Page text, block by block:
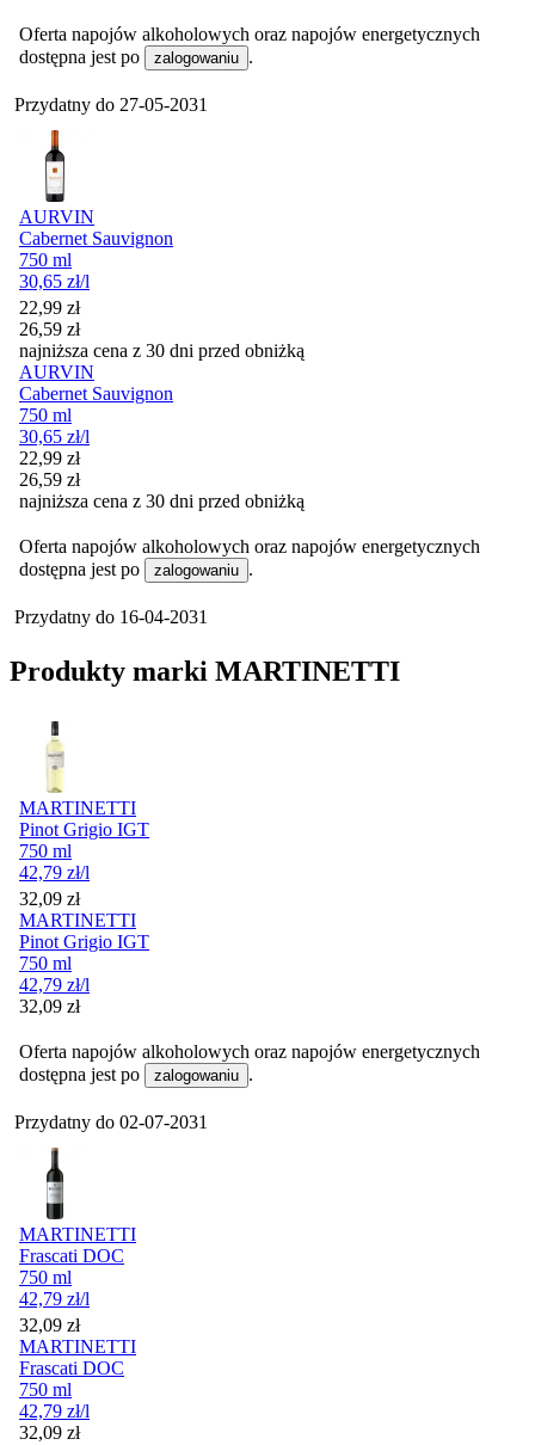
Oferta napojów alkoholowych oraz napojów energetycznych
dostępna jest po
zalogowaniu .
Przydatny do 27-05-2031
AURVIN
Cabernet Sauvignon
750 ml
30,65 zł/l
Cena promocyjna
22,99 zł
26,59 zł
najniższa cena z 30 dni przed obniżką
AURVIN
Cabernet Sauvignon
750 ml
30,65 zł/l
Cena promocyjna
22,99 zł
26,59 zł
najniższa cena z 30 dni przed obniżką
Oferta napojów alkoholowych oraz napojów energetycznych
dostępna jest po
zalogowaniu .
Przydatny do 16-04-2031
Produkty marki MARTINETTI
MARTINETTI
Pinot Grigio IGT
750 ml
42,79 zł/l
Cena
32,09 zł
MARTINETTI
Pinot Grigio IGT
750 ml
42,79 zł/l
Cena
32,09 zł
Oferta napojów alkoholowych oraz napojów energetycznych
dostępna jest po
zalogowaniu .
Przydatny do 02-07-2031
MARTINETTI
Frascati DOC
750 ml
42,79 zł/l
Cena
32,09 zł
MARTINETTI
Frascati DOC
750 ml
42,79 zł/l
Cena
32,09 zł